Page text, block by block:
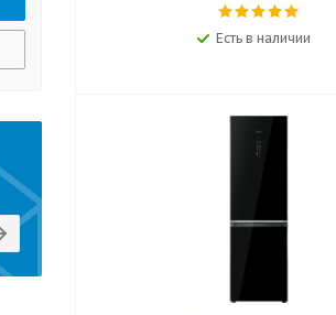
Есть в наличии